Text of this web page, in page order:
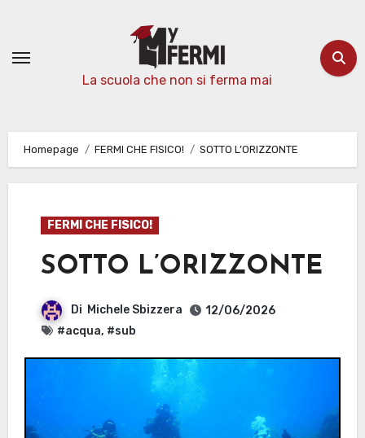
contenuto
La scuola che non si ferma mai
Homepage FERMI CHE FISICO! SOTTO L’ORIZZONTE
FERMI CHE FISICO!
SOTTO L’ORIZZONTE
Di Michele Sbizzera
12/06/2026
#acqua, #sub